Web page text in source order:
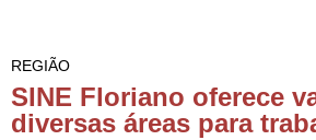
REGIÃO
SINE Floriano oferece
diversas áreas para